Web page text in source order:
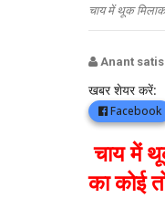
चाय में थूक
Anant
खबर शेयर करें:
Facebook
चाय में
का कोई